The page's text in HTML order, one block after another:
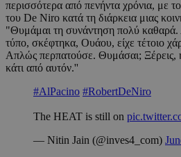
περισσότερα από πενήντα χρόνια, με
του De Niro κατά τη διάρκεια μιας
"Θυμάμαι τη συνάντηση πολύ καθαρά.
τύπο, σκέφτηκα, Ουάου, είχε τέτοιο
Απλώς περπατούσε. Θυμάσαι; Ξέρεις,
κάτι από αυτόν.''
#AlPacino #RobertDeNiro
The HEAT is still on
— Nitin Jain (@inves4_com)